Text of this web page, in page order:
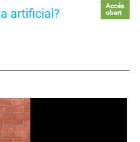
artificial?
Accés
obert